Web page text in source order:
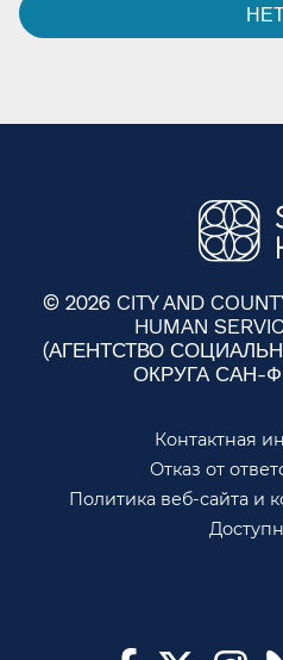
© 2026 CITY AND
HUMAN
(АГЕНТСТВО
ОКРУГА САН-
Контактная
Отказ от
Политика веб-сайта и